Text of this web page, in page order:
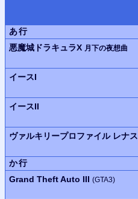
あ行
悪魔城ドラキュラX 月下の夜想曲
イースI
イースII
ヴァルキリープロファイル レナス
か行
Grand Theft Auto III (GTA3)